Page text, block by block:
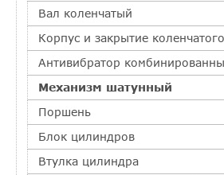
Вал коленчатый
Корпус и закрытие
Антивибратор
Механизм шатунный
Поршень
Блок цилиндров
Втулка цилиндра